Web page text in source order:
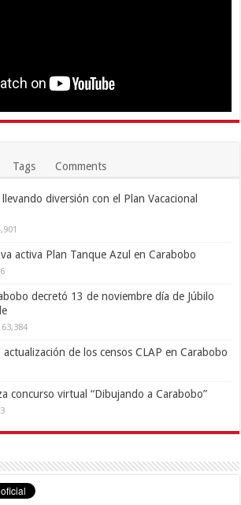
Tags Comments
diversión con el Plan Vacacional
activa Plan Tanque Azul en Carabobo
decretó 13 de noviembre día de Júbilo
63,384
actualización de los censos CLAP en Carabobo
concurso virtual “Dibujando a Carabobo”